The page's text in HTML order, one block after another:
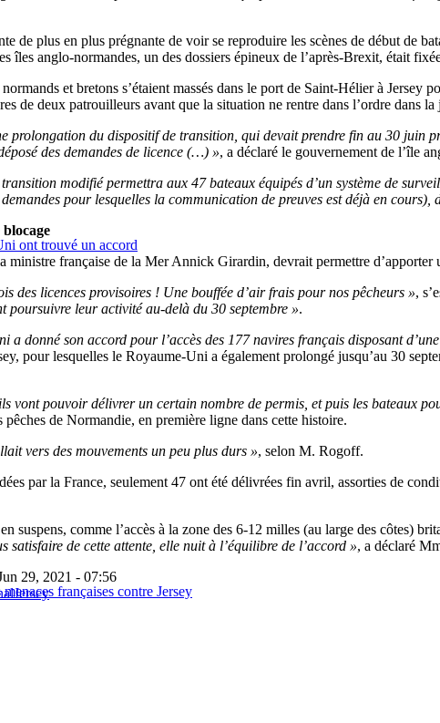
de plus en plus prégnante de voir se reproduire les scènes de début de
îles anglo-normandes, un des dossiers épineux de l’après-Brexit, était
et bretons s’étaient massés dans le port de Saint-Hélier à
de deux patrouilleurs avant que la situation ne rentre dans l’ordre dans la
prolongation du dispositif de transition, qui devait prendre fin au 30 juin
des demandes de licence (…) », a déclaré le gouvernement de l’île
modifié permettra aux 47 bateaux équipés d’un système de
pour lesquelles la communication de preuves est déjà en cours),
ont trouvé un accord
ministre française de la Mer Annick Girardin, devrait permettre
des licences provisoires ! Une bouffée d’air frais pour nos pêcheurs »,
poursuivre leur activité au-delà du 30 septembre ».
a donné son accord pour l’accès des 177 navires français disposant
pour lesquelles le Royaume-Uni a également prolongé jusqu’au 30
vont pouvoir délivrer un certain nombre de permis, et puis les bateaux
de Normandie, en première ligne dans cette histoire.
vers des mouvements un peu plus durs », selon M. Rogoff.
par la France, seulement 47 ont été délivrées fin avril, assorties de
suspens, comme l’accès à la zone des 6-12 milles (au large des côtes)
satisfaire de cette attente, elle nuit à l’équilibre de l’accord », a déclaré
françaises contre Jersey
29, 2021 - 07:56
Jersey